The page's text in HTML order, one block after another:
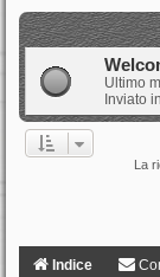
Ultimo
Inviato in
La
Indice